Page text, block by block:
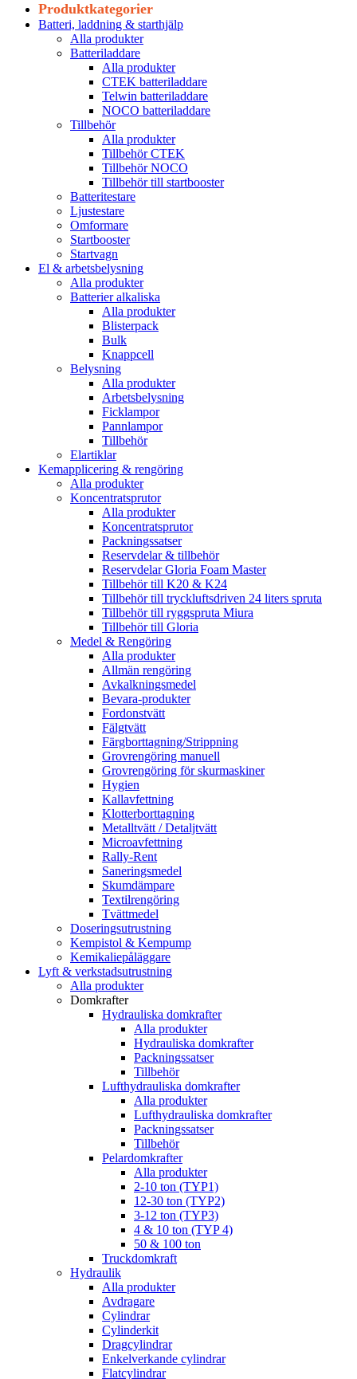
Produktkategorier
Batteri, laddning & starthjälp
Alla produkter
Batteriladdare
Alla produkter
CTEK batteriladdare
Telwin batteriladdare
NOCO batteriladdare
Tillbehör
Alla produkter
Tillbehör CTEK
Tillbehör NOCO
Tillbehör till startbooster
Batteritestare
Ljustestare
Omformare
Startbooster
Startvagn
El & arbetsbelysning
Alla produkter
Batterier alkaliska
Alla produkter
Blisterpack
Bulk
Knappcell
Belysning
Alla produkter
Arbetsbelysning
Ficklampor
Pannlampor
Tillbehör
Elartiklar
Kemapplicering & rengöring
Alla produkter
Koncentratsprutor
Alla produkter
Koncentratsprutor
Packningssatser
Reservdelar & tillbehör
Reservdelar Gloria Foam Master
Tillbehör till K20 & K24
Tillbehör till tryckluftsdriven 24 liters spruta
Tillbehör till ryggspruta Miura
Tillbehör till Gloria
Medel & Rengöring
Alla produkter
Allmän rengöring
Avkalkningsmedel
Bevara-produkter
Fordonstvätt
Fälgtvätt
Färgborttagning/Strippning
Grovrengöring manuell
Grovrengöring för skurmaskiner
Hygien
Kallavfettning
Klotterborttagning
Metalltvätt / Detaljtvätt
Microavfettning
Rally-Rent
Saneringsmedel
Skumdämpare
Textilrengöring
Tvättmedel
Doseringsutrustning
Kempistol & Kempump
Kemikaliepåläggare
Lyft & verkstadsutrustning
Alla produkter
Domkrafter
Hydrauliska domkrafter
Alla produkter
Hydrauliska domkrafter
Packningssatser
Tillbehör
Lufthydrauliska domkrafter
Alla produkter
Lufthydrauliska domkrafter
Packningssatser
Tillbehör
Pelardomkrafter
Alla produkter
2-10 ton (TYP1)
12-30 ton (TYP2)
3-12 ton (TYP3)
4 & 10 ton (TYP 4)
50 & 100 ton
Truckdomkraft
Hydraulik
Alla produkter
Avdragare
Cylindrar
Cylinderkit
Dragcylindrar
Enkelverkande cylindrar
Flatcylindrar